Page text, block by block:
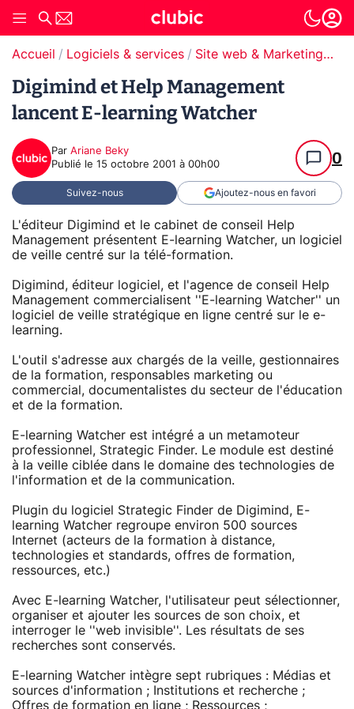
Accueil Logiciels & services Site web & Marketing Digital
Digimind et Help Management
lancent E-learning Watcher
Par Ariane Beky
Publié le 15 octobre 2001 à 00h00 0
Suivez-nous Ajoutez-nous en favori
L'éditeur Digimind et le cabinet de conseil Help
Management présentent E-learning Watcher, un logiciel
de veille centré sur la télé-formation.
Digimind, éditeur logiciel, et l'agence de conseil Help
Management commercialisent ''E-learning Watcher'' un
logiciel de veille stratégique en ligne centré sur le e-
learning.
L'outil s'adresse aux chargés de la veille, gestionnaires
de la formation, responsables marketing ou
commercial, documentalistes du secteur de l'éducation
et de la formation.
E-learning Watcher est intégré a un metamoteur
professionnel, Strategic Finder. Le module est destiné
à la veille ciblée dans le domaine des technologies de
l'information et de la communication.
Plugin du logiciel Strategic Finder de Digimind, E-
learning Watcher regroupe environ 500 sources
Internet (acteurs de la formation à distance,
technologies et standards, offres de formation,
ressources, etc.)
Avec E-learning Watcher, l'utilisateur peut sélectionner,
organiser et ajouter les sources de son choix, et
interroger le ''web invisible''. Les résultats de ses
recherches sont conservés.
E-learning Watcher intègre sept rubriques : Médias et
sources d'information ; Institutions et recherche ;
Offres de formation en ligne ; Ressources ;